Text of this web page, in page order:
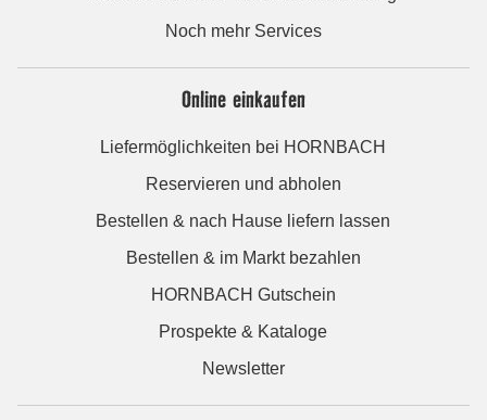
Noch mehr Services
Online einkaufen
Liefermöglichkeiten bei HORNBACH
Reservieren und abholen
Bestellen & nach Hause liefern lassen
Bestellen & im Markt bezahlen
HORNBACH Gutschein
Prospekte & Kataloge
Newsletter